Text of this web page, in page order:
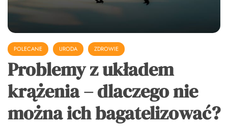
POLECANE URODA ZDROWIE
Problemy z układem
krążenia – dlaczego nie
można ich bagatelizować?